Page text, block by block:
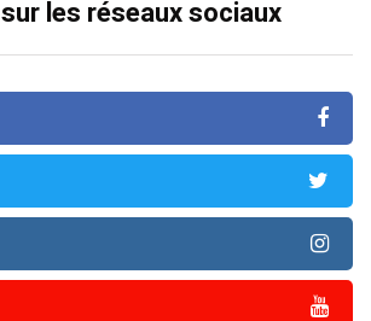
les réseaux sociaux